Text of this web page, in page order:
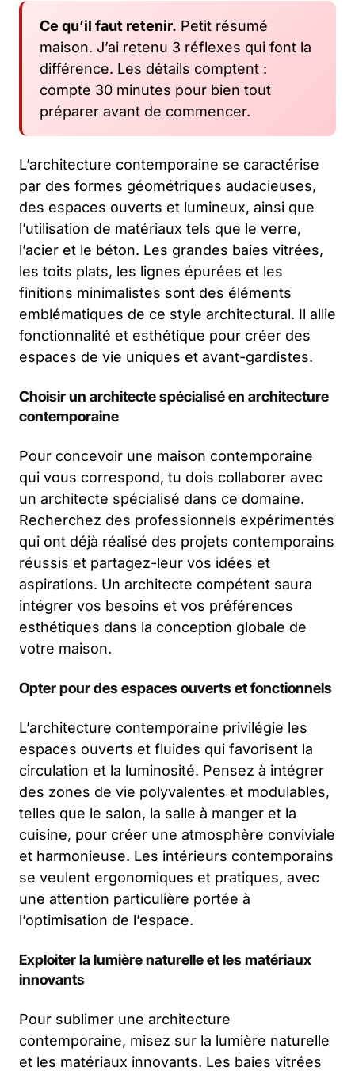
Ce qu’il faut retenir. Petit résumé
maison. J’ai retenu 3 réflexes qui font la
différence. Les détails comptent :
compte 30 minutes pour bien tout
préparer avant de commencer.
L’architecture contemporaine se caractérise
par des formes géométriques audacieuses,
des espaces ouverts et lumineux, ainsi que
l’utilisation de matériaux tels que le verre,
l’acier et le béton. Les grandes baies vitrées,
les toits plats, les lignes épurées et les
finitions minimalistes sont des éléments
emblématiques de ce style architectural. Il allie
fonctionnalité et esthétique pour créer des
espaces de vie uniques et avant-gardistes.
Choisir un architecte spécialisé en architecture
contemporaine
Pour concevoir une maison contemporaine
qui vous correspond, tu dois collaborer avec
un architecte spécialisé dans ce domaine.
Recherchez des professionnels expérimentés
qui ont déjà réalisé des projets contemporains
réussis et partagez-leur vos idées et
aspirations. Un architecte compétent saura
intégrer vos besoins et vos préférences
esthétiques dans la conception globale de
votre maison.
Opter pour des espaces ouverts et fonctionnels
L’architecture contemporaine privilégie les
espaces ouverts et fluides qui favorisent la
circulation et la luminosité. Pensez à intégrer
des zones de vie polyvalentes et modulables,
telles que le salon, la salle à manger et la
cuisine, pour créer une atmosphère conviviale
et harmonieuse. Les intérieurs contemporains
se veulent ergonomiques et pratiques, avec
une attention particulière portée à
l’optimisation de l’espace.
Exploiter la lumière naturelle et les matériaux
innovants
Pour sublimer une architecture
contemporaine, misez sur la lumière naturelle
et les matériaux innovants. Les baies vitrées